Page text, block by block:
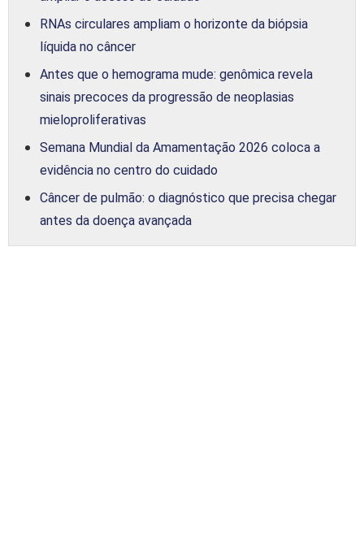
RNAs circulares ampliam o horizonte da biópsia
líquida no câncer
Antes que o hemograma mude: genômica revela
sinais precoces da progressão de neoplasias
mieloproliferativas
Semana Mundial da Amamentação 2026 coloca a
evidência no centro do cuidado
Câncer de pulmão: o diagnóstico que precisa chegar
antes da doença avançada